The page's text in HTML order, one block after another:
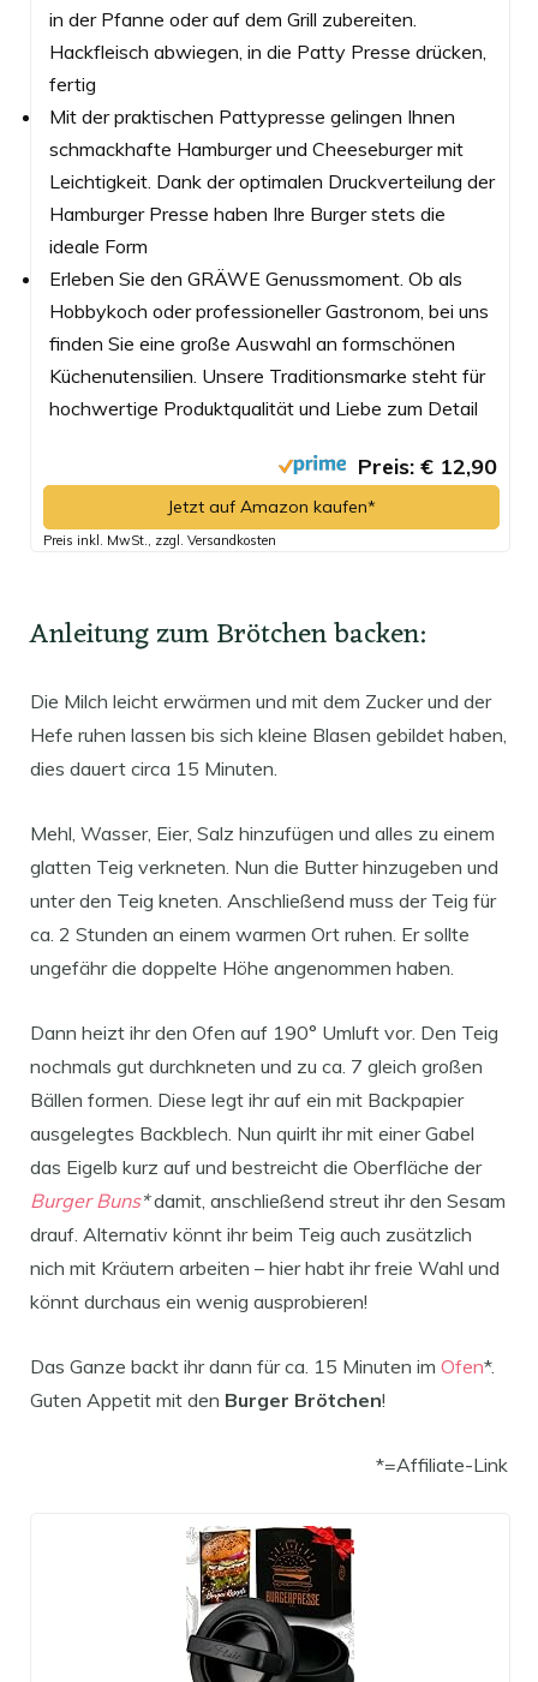
in der Pfanne oder auf dem Grill zubereiten.
Hackfleisch abwiegen, in die Patty Presse drücken,
fertig
Mit der praktischen Pattypresse gelingen Ihnen
schmackhafte Hamburger und Cheeseburger mit
Leichtigkeit. Dank der optimalen Druckverteilung der
Hamburger Presse haben Ihre Burger stets die
ideale Form
Erleben Sie den GRÄWE Genussmoment. Ob als
Hobbykoch oder professioneller Gastronom, bei uns
finden Sie eine große Auswahl an formschönen
Küchenutensilien. Unsere Traditionsmarke steht für
hochwertige Produktqualität und Liebe zum Detail
Preis: € 12,90
Jetzt auf Amazon kaufen*
Preis inkl. MwSt., zzgl. Versandkosten
Anleitung zum Brötchen backen:
Die Milch leicht erwärmen und mit dem Zucker und der
Hefe ruhen lassen bis sich kleine Blasen gebildet haben,
dies dauert circa 15 Minuten.
Mehl, Wasser, Eier, Salz hinzufügen und alles zu einem
glatten Teig verkneten. Nun die Butter hinzugeben und
unter den Teig kneten. Anschließend muss der Teig für
ca. 2 Stunden an einem warmen Ort ruhen. Er sollte
ungefähr die doppelte Höhe angenommen haben.
Dann heizt ihr den Ofen auf 190° Umluft vor. Den Teig
nochmals gut durchkneten und zu ca. 7 gleich großen
Bällen formen. Diese legt ihr auf ein mit Backpapier
ausgelegtes Backblech. Nun quirlt ihr mit einer Gabel
das Eigelb kurz auf und bestreicht die Oberfläche der
Burger Buns*damit, anschließend streut ihr den Sesam
drauf. Alternativ könnt ihr beim Teig auch zusätzlich
nich mit Kräutern arbeiten – hier habt ihr freie Wahl und
könnt durchaus ein wenig ausprobieren!
Das Ganze backt ihr dann für ca. 15 Minuten im Ofen*.
Guten Appetit mit den Burger Brötchen!
*=Affiliate-Link